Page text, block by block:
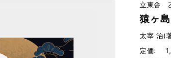
立東舎
猿ヶ島
太宰 治(
定価